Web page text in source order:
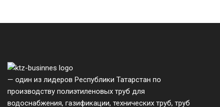
— один из лидеров Республики Татарстан по
производству полиэтиленовых труб для
водоснабжения, газификации, технических труб, труб